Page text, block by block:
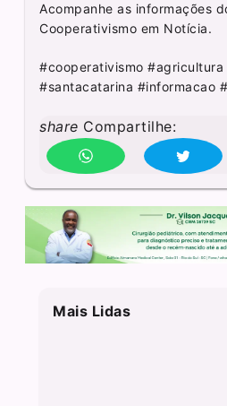
Acompanhe as informações
Cooperativismo em Notícia.
#cooperativismo #agricultura
#santacatarina #informacao
share Compartilhe:
Mais Lidas